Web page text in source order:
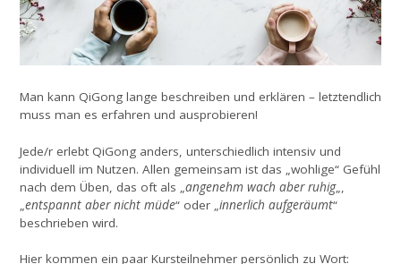
Man kann QiGong lange beschreiben und erklären – letztendlich
muss man es erfahren und ausprobieren!
Jede/r erlebt QiGong anders, unterschiedlich intensiv und
individuell im Nutzen. Allen gemeinsam ist das „wohlige“ Gefühl
nach dem Üben, das oft als „angenehm wach aber ruhig„,
„entspannt aber nicht müde“ oder „innerlich aufgeräumt“
beschrieben wird.
Hier kommen ein paar Kursteilnehmer persönlich zu Wort: